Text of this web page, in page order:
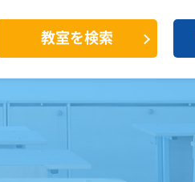
教室を検索